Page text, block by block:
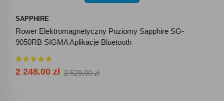
SAPPHIRE
Rower Elektromagnetyczny Poziomy Sapphire SG-
9050RB SIGMA Aplikacje Bluetooth
2 248.00 zł 2 529.00 zł